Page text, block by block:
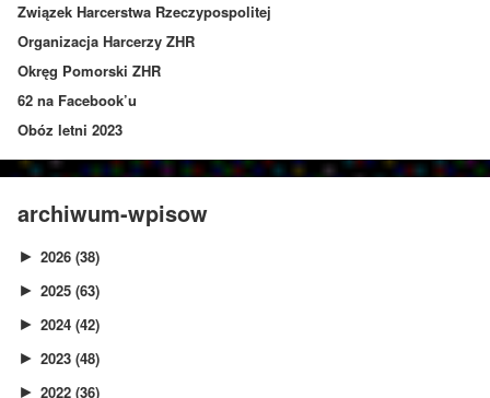
Związek Harcerstwa Rzeczypospolitej
Organizacja Harcerzy ZHR
Okręg Pomorski ZHR
62 na Facebook’u
Obóz letni 2023
archiwum-wpisow
► 2026 (38)
► 2025 (63)
► 2024 (42)
► 2023 (48)
► 2022 (36)